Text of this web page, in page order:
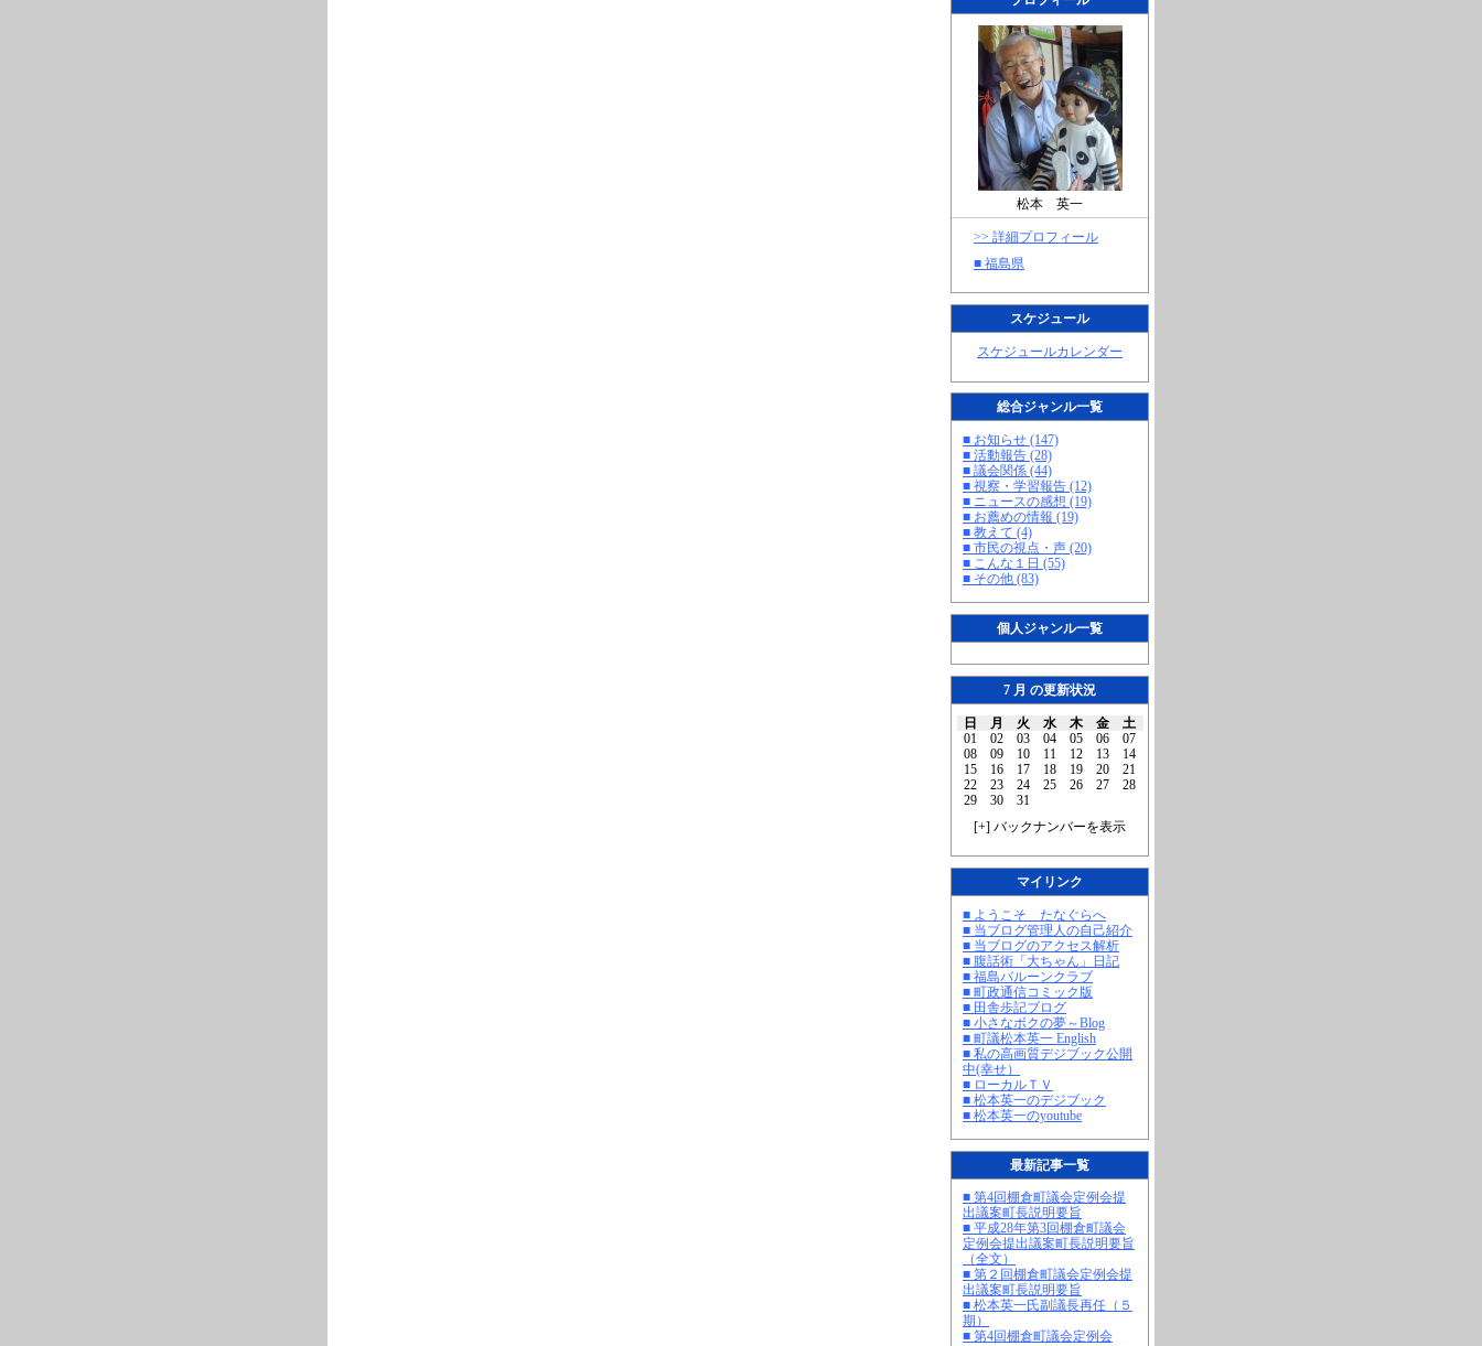
松本 英一
>> 詳細プロフィール
■ 福島県
スケジュール
スケジュールカレンダー
総合ジャンル一覧
■ お知らせ (147)
■ 活動報告 (28)
■ 議会関係 (44)
■ 視察・学習報告 (12)
■ ニュースの感想 (19)
■ お薦めの情報 (19)
■ 教えて (4)
■ 市民の視点・声 (20)
■ こんな１日 (55)
■ その他 (83)
個人ジャンル一覧
7 月 の更新状況
日 月 火 水 木 金
土
01
02 03 04 05 06
07
08
09 10 11 12 13
14
15
16 17 18 19 20
21
22
23 24 25 26 27
28
29
30
31
[+] バックナンバーを表示
マイリンク
■ ようこそ たなぐらへ
■ 当ブログ管理人の自己紹介
■ 当ブログのアクセス解析
■ 腹話術「大ちゃん」日記
■ 福島バルーンクラブ
■ 町政通信コミック版
■ 田舎歩記ブログ
■ 小さなボクの夢～Blog
■ 町議松本英一 English
■ 私の高画質デジブック公開
中(幸せ）
■ ローカルＴＶ
■ 松本英一のデジブック
■ 松本英一のyoutube
最新記事一覧
■ 第4回棚倉町議会定例会提
出議案町長説明要旨
■ 平成28年第3回棚倉町議会
定例会提出議案町長説明要旨
（全文）
■ 第２回棚倉町議会定例会提
出議案町長説明要旨
■ 松本英一氏副議長再任（５
期）
■ 第4回棚倉町議会定例会